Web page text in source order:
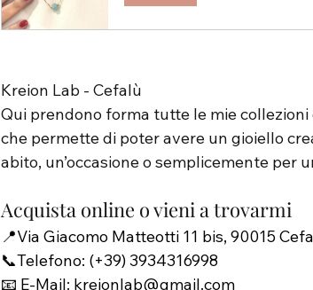
Kreion Lab - Cefalù
Qui prendono forma tutte le mie
che permette di poter avere un gioiello
abito, un’occasione o semplicemente per
Acquista online o vieni a trovarmi
📍Via Giacomo Matteotti 11 bis, 90015
📞Telefono: (+39) 3934316998
📧 E-Mail: kreionlab@gmail.com